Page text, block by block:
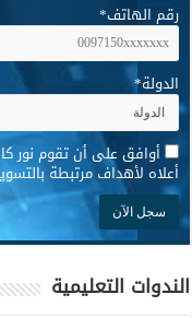
رقم الهاتف*
الدولة*
* أوافق على أن تقوم نور
أعلاه لأهداف مرتبطة
الندوات التعليمية